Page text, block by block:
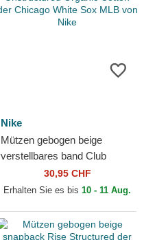
Nike
Mützen gebogen beige
verstellbares band Club
Unstructured Organic Cotton
der Chicago White Sox...
30,95 CHF
Erhalten Sie es bis 10 - 11 Aug.